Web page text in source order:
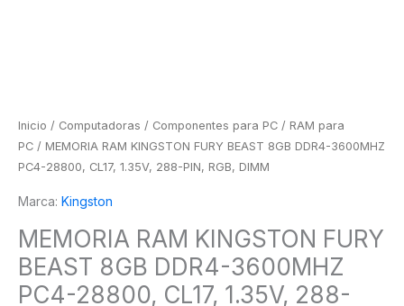
Inicio / Computadoras / Componentes para PC / RAM para
PC / MEMORIA RAM KINGSTON FURY BEAST 8GB DDR4-3600MHZ
PC4-28800, CL17, 1.35V, 288-PIN, RGB, DIMM
Marca: Kingston
MEMORIA RAM KINGSTON FURY
BEAST 8GB DDR4-3600MHZ
PC4-28800, CL17, 1.35V, 288-